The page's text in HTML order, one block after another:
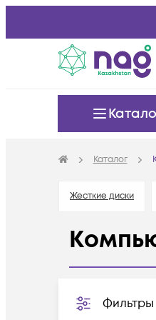
Каталог
Жесткие диски
Фильтры